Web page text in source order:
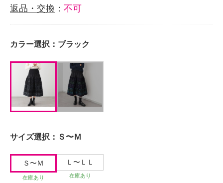
返品・交換 ： 不可
カラー選択： ブラック
サイズ選択： Ｓ〜Ｍ
Ｓ〜Ｍ
在庫あり
Ｌ〜ＬＬ
在庫あり